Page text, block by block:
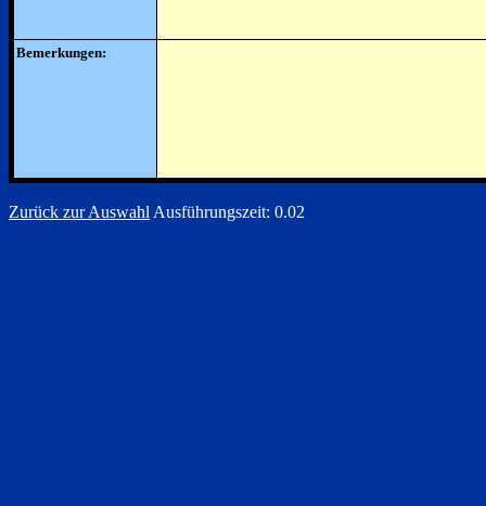
Bemerkungen:
Zurück zur Auswahl Ausführungszeit: 0.02